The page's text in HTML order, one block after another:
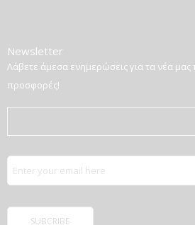
Newsletter
Λάβετε άμεσα ενημερώσεις για τα νέα μας
προσφορές!